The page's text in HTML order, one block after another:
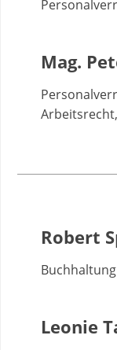
Mag.
Robert
Buchhaltung
Leonie